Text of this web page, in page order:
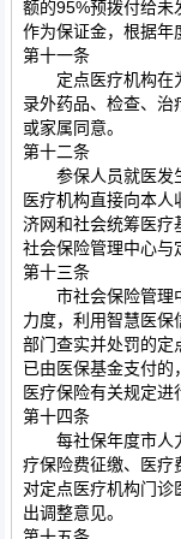
额的95%预拨付给未
作为保证金，根据年
第十一条
定点医疗机构在为
录外药品、检查、治
或家属同意。
第十二条
参保人员就医发生
医疗机构直接向本
济网和社会统筹医疗
社会保险管理中心与
第十三条
市社会保险管理中
力度，利用智慧医保
部门查实并处罚的定
已由医保基金支付的
医疗保险有关规定进
第十四条
每社保年度市人力
疗保险费征缴、医疗
对定点医疗机构门诊
出调整意见。